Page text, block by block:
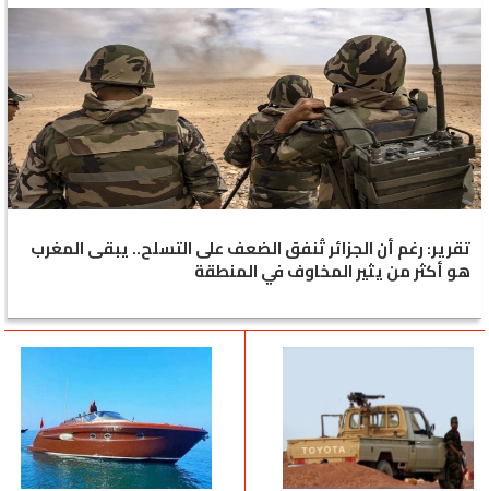
تقرير: رغم أن الجزائر تُنفق الضعف على التسلح.. يبقى المغرب
هو أكثر من يثير المخاوف في المنطقة